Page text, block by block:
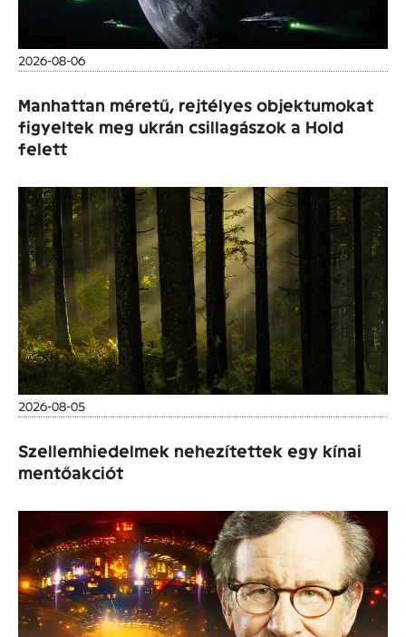
2026-08-06
Manhattan méretű, rejtélyes objektumokat
figyeltek meg ukrán csillagászok a Hold
felett
2026-08-05
Szellemhiedelmek nehezítettek egy kínai
mentőakciót